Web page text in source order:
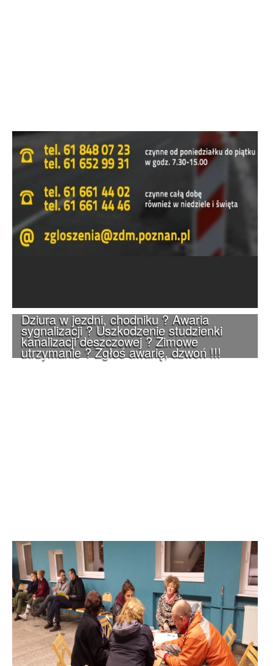
Dziura w jezdni, chodniku ? Awaria
sygnalizacji ? Uszkodzenie studzienki
kanalizacji deszczowej ? Zimowe
utrzymanie ? Zgłoś awarię, dzwoń !!!